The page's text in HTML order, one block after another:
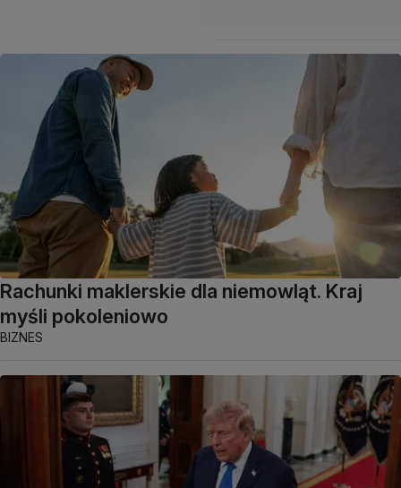
Rachunki maklerskie dla niemowląt. Kraj
myśli pokoleniowo
BIZNES